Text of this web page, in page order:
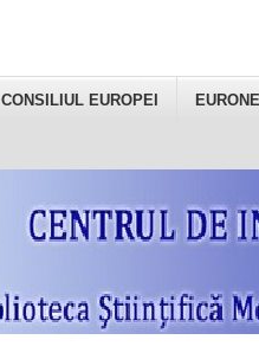
CONSILIUL EUROPEI